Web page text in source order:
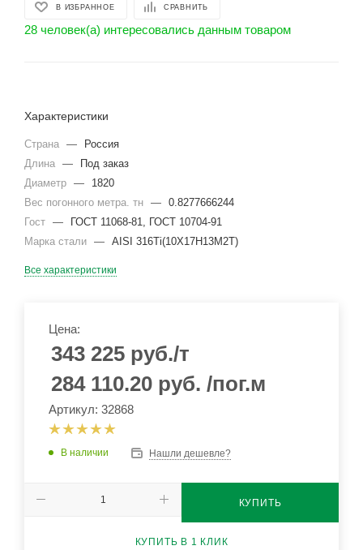
В ИЗБРАННОЕ СРАВНИТЬ
28 человек(а) интересовались данным товаром
Характеристики
Страна —
Россия
Длина —
Под заказ
Диаметр —
1820
Вес погонного метра. тн — 0.8277666244
Гост —
ГОСТ 11068-81, ГОСТ 10704-91
Марка стали — AISI 316Ti(10Х17Н13М2Т)
Все характеристики
Цена:
343 225 руб./т
284 110.20 руб. /пог.м
Артикул: 32868
В наличии Нашли дешевле?
КУПИТЬ
КУПИТЬ В 1 КЛИК